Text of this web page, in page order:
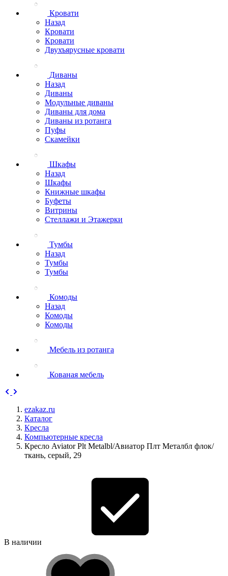
Кровати
Назад
Кровати
Кровати
Двухъярусные кровати
Диваны
Назад
Диваны
Модульные диваны
Диваны для дома
Диваны из ротанга
Пуфы
Скамейки
Шкафы
Назад
Шкафы
Книжные шкафы
Буфеты
Витрины
Стеллажи и Этажерки
Тумбы
Назад
Тумбы
Тумбы
Комоды
Назад
Комоды
Комоды
Мебель из ротанга
Кованая мебель
ezakaz.ru
Каталог
Кресла
Компьютерные кресла
Кресло Aviator Plt Metalbl/Авиатор Плт Металбл флок/
ткань, серый, 29
В наличии